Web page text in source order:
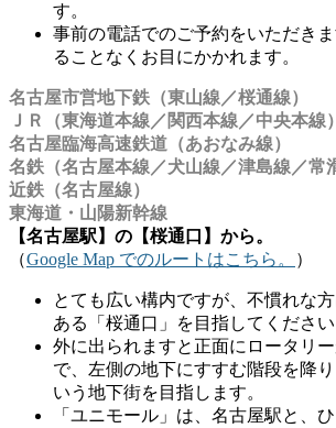
す。
事前の電話でのご予約をいただき
ることなくお目にかかれます。
名古屋市営地下鉄（東山線／桜通線）
ＪＲ（東海道本線／関西本線／中央本線）
名古屋臨海高速鉄道（あおなみ線）
名鉄（名古屋本線／犬山線／津島線／常
近鉄（名古屋線）
東海道・山陽新幹線
【名古屋駅】の【桜通口】から。
（Google Map でのルートはこちら。 ）
とても広い構内ですが、不慣れな
ある「桜通口」を目指してください
外に出られますと正面にロータリ
で、左側の地下にすすむ階段を降
いう地下街を目指します。
「ユニモール」は、名古屋駅と、